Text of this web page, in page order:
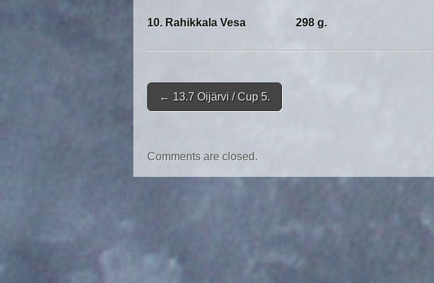
10. Rahikkala Vesa 298 g.
Post navigation
← 13.7 Oijärvi / Cup 5.
Comments are closed.